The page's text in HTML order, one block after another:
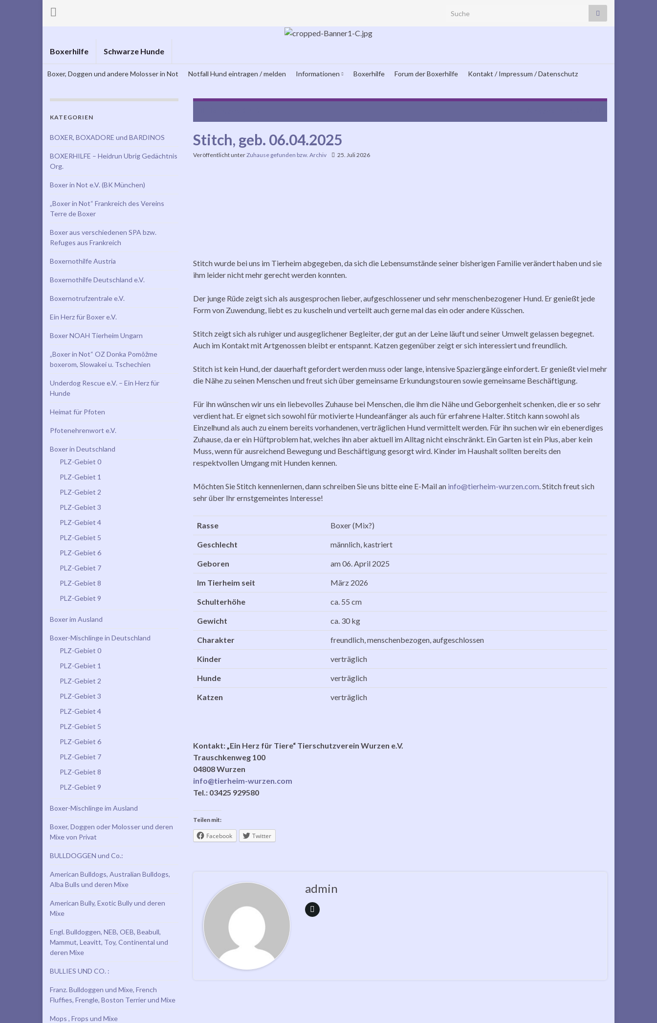
Search for:
Boxerhilfe Schwarze Hunde
Boxer, Doggen und andere Molosser in Not Notfall Hund eintragen / melden Informationen Boxerhilfe Forum der Boxerhilfe Kontakt / Impressum / Datenschutz
Stitch, geb. 06.04.2025
Veröffentlicht unterZuhause gefunden bzw. Archiv 25. Juli 2026
Stitch wurde bei uns im Tierheim abgegeben, da sich die Lebensumstände seiner bisherigen Familie verändert haben und sie
ihm leider nicht mehr gerecht werden konnten.
Der junge Rüde zeigt sich als ausgesprochen lieber, aufgeschlossener und sehr menschenbezogener Hund. Er genießt jede
Form von Zuwendung, liebt es zu kuscheln und verteilt auch gerne mal das ein oder andere Küsschen.
Stitch zeigt sich als ruhiger und ausgeglichener Begleiter, der gut an der Leine läuft und seiner Umwelt gelassen begegnet.
Auch im Kontakt mit Artgenossen bleibt er entspannt. Katzen gegenüber zeigt er sich interessiert und freundlich.
Stitch ist kein Hund, der dauerhaft gefordert werden muss oder lange, intensive Spaziergänge einfordert. Er genießt viel mehr
die Nähe zu seinen Menschen und freut sich über gemeinsame Erkundungstouren sowie gemeinsame Beschäftigung.
Für ihn wünschen wir uns ein liebevolles Zuhause bei Menschen, die ihm die Nähe und Geborgenheit schenken, die er so sehr
verdient hat. Er eignet sich sowohl für motivierte Hundeanfänger als auch für erfahrene Halter. Stitch kann sowohl als
Einzelhund als auch zu einem bereits vorhandenen, verträglichen Hund vermittelt werden. Für ihn suchen wir ein ebenerdiges
Zuhause, da er ein Hüftproblem hat, welches ihn aber aktuell im Alltag nicht einschränkt. Ein Garten ist ein Plus, aber kein
Muss, wenn für ausreichend Bewegung und Beschäftigung gesorgt wird. Kinder im Haushalt sollten bereits den
respektvollen Umgang mit Hunden kennen.
Möchten Sie Stitch kennenlernen, dann schreiben Sie uns bitte eine E-Mail an info@tierheim-wurzen.com. Stitch freut sich
sehr über Ihr ernstgemeintes Interesse!
Rasse Boxer (Mix?)
Geschlecht männlich, kastriert
Geboren am 06. April 2025
Im Tierheim seit März 2026
Schulterhöhe ca. 55 cm
Gewicht ca. 30 kg
Charakter freundlich, menschenbezogen, aufgeschlossen
Kinder verträglich
Hunde verträglich
Katzen verträglich
Kontakt: „Ein Herz für Tiere“ Tierschutzverein Wurzen e.V.
Trauschkenweg 100
04808 Wurzen
info@tierheim-wurzen.com
Tel.: 03425 929580
Teilen mit:
Facebook Twitter
admin
KATEGORIEN
BOXER, BOXADORE und BARDINOS
BOXERHILFE – Heidrun Ubrig Gedächtnis
Org.
Boxer in Not e.V. (BK München)
„Boxer in Not“ Frankreich des Vereins
Terre de Boxer
Boxer aus verschiedenen SPA bzw.
Refuges aus Frankreich
Boxernothilfe Austria
Boxernothilfe Deutschland e.V.
Boxernotrufzentrale e.V.
Ein Herz für Boxer e.V.
Boxer NOAH Tierheim Ungarn
„Boxer in Not“ OZ Donka Pomôžme
boxerom, Slowakei u. Tschechien
Underdog Rescue e.V. – Ein Herz für
Hunde
Heimat für Pfoten
Pfotenehrenwort e.V.
Boxer in Deutschland
PLZ-Gebiet 0
PLZ-Gebiet 1
PLZ-Gebiet 2
PLZ-Gebiet 3
PLZ-Gebiet 4
PLZ-Gebiet 5
PLZ-Gebiet 6
PLZ-Gebiet 7
PLZ-Gebiet 8
PLZ-Gebiet 9
Boxer im Ausland
Boxer-Mischlinge in Deutschland
PLZ-Gebiet 0
PLZ-Gebiet 1
PLZ-Gebiet 2
PLZ-Gebiet 3
PLZ-Gebiet 4
PLZ-Gebiet 5
PLZ-Gebiet 6
PLZ-Gebiet 7
PLZ-Gebiet 8
PLZ-Gebiet 9
Boxer-Mischlinge im Ausland
Boxer, Doggen oder Molosser und deren
Mixe von Privat
BULLDOGGEN und Co.:
American Bulldogs, Australian Bulldogs,
Alba Bulls und deren Mixe
American Bully, Exotic Bully und deren
Mixe
Engl. Bulldoggen, NEB, OEB, Beabull,
Mammut, Leavitt, Toy, Continental und
deren Mixe
BULLIES UND CO. :
Franz. Bulldoggen und Mixe, French
Fluffies, Frengle, Boston Terrier und Mixe
Mops , Frops und Mixe